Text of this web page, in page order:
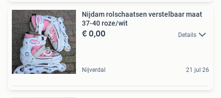
Nijdam rolschaatsen verstelbaar maat
37-40 roze/wit
€ 0,00 Details
Nijverdal 21 jul 26